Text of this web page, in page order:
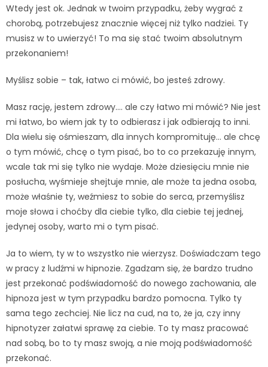
Wtedy jest ok. Jednak w twoim przypadku, żeby wygrać z
chorobą, potrzebujesz znacznie więcej niż tylko nadziei. Ty
musisz w to uwierzyć! To ma się stać twoim absolutnym
przekonaniem!
Myślisz sobie – tak, łatwo ci mówić, bo jesteś zdrowy.
Masz rację, jestem zdrowy…. ale czy łatwo mi mówić? Nie jest
mi łatwo, bo wiem jak ty to odbierasz i jak odbierają to inni.
Dla wielu się ośmieszam, dla innych kompromituję… ale chcę
o tym mówić, chcę o tym pisać, bo to co przekazuję innym,
wcale tak mi się tylko nie wydaje. Może dziesięciu mnie nie
posłucha, wyśmieje shejtuje mnie, ale może ta jedna osoba,
może właśnie ty, weźmiesz to sobie do serca, przemyślisz
moje słowa i choćby dla ciebie tylko, dla ciebie tej jednej,
jedynej osoby, warto mi o tym pisać.
Ja to wiem, ty w to wszystko nie wierzysz. Doświadczam tego
w pracy z ludźmi w hipnozie. Zgadzam się, że bardzo trudno
jest przekonać podświadomość do nowego zachowania, ale
hipnoza jest w tym przypadku bardzo pomocna. Tylko ty
sama tego zechciej. Nie licz na cud, na to, że ja, czy inny
hipnotyzer załatwi sprawę za ciebie. To ty masz pracować
nad sobą, bo to ty masz swoją, a nie moją podświadomość
przekonać.